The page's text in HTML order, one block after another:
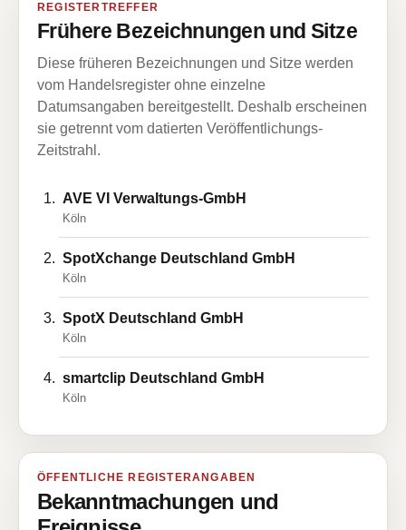
REGISTERTREFFER
Frühere Bezeichnungen und Sitze
Diese früheren Bezeichnungen und Sitze werden
vom Handelsregister ohne einzelne
Datumsangaben bereitgestellt. Deshalb erscheinen
sie getrennt vom datierten Veröffentlichungs-
Zeitstrahl.
AVE VI Verwaltungs-GmbH
Köln
SpotXchange Deutschland GmbH
Köln
SpotX Deutschland GmbH
Köln
smartclip Deutschland GmbH
Köln
ÖFFENTLICHE REGISTERANGABEN
Bekanntmachungen und